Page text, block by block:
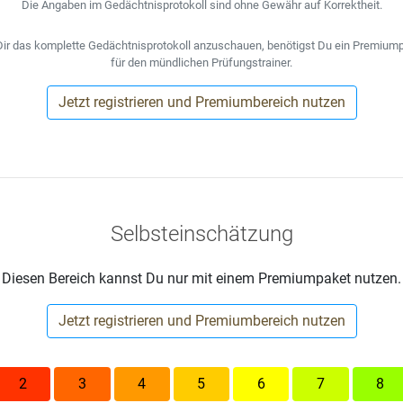
Die Angaben im Gedächtnisprotokoll sind ohne Gewähr auf Korrektheit.
das komplette Gedächtnisprotokoll anzuschauen, benötigst Du ein
für den mündlichen Prüfungstrainer.
Jetzt registrieren und Premiumbereich nutzen
Selbsteinschätzung
Diesen Bereich kannst Du nur mit einem Premiumpaket nutzen.
Jetzt registrieren und Premiumbereich nutzen
2 3 4 5 6 7 8